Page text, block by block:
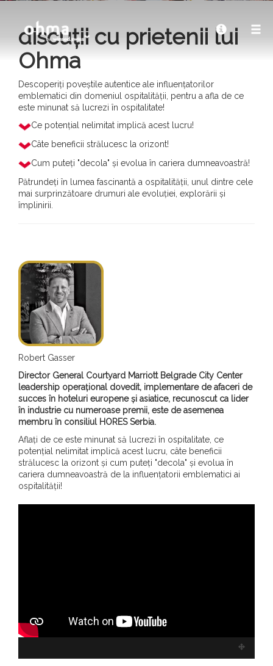
discuții cu prietenii lui
Ohma
Descoperiți poveștile autentice ale influențatorilor
emblematici din domeniul ospitalității, pentru a afla de ce
este minunat să lucrezi în ospitalitate!
Ce potențial nelimitat implică acest lucru!
Câte beneficii strălucesc la orizont!
Cum puteți "decola" și evolua în cariera dumneavoastră!
Pătrundeți în lumea fascinantă a ospitalității, unul dintre cele
mai surprinzătoare drumuri ale evoluției, explorării și
împlinirii.
Robert Gasser
Director General Courtyard Marriott Belgrade City Center
leadership operațional dovedit, implementare de afaceri de
succes în hoteluri europene și asiatice, recunoscut ca lider
în industrie cu numeroase premii, este de asemenea
membru în consiliul HORES Serbia.
Aflați de ce este minunat să lucrezi în ospitalitate, ce
potențial nelimitat implică acest lucru, câte beneficii
strălucesc la orizont și cum puteți "decola" și evolua în
cariera dumneavoastră de la influențatorii emblematici ai
ospitalității!